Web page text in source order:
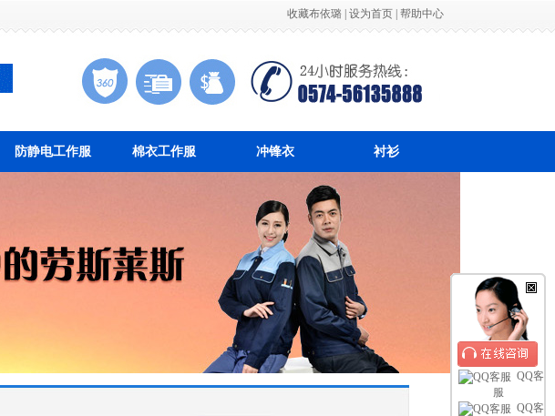
收藏布依璐 设为首页 帮助中心
防静电工作服 棉衣工作服 冲锋衣 衬衫
QQ客
服
QQ客